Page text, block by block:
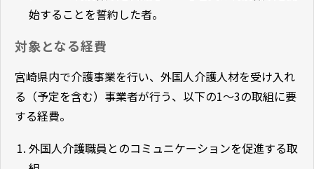
始することを誓約した者。
対象となる経費
宮崎県内で介護事業を行い、外国人介護人材を受け入れ
る（予定を含む）事業者が行う、以下の1～3の取組に要
する経費。
外国人介護職員とのコミュニケーションを促進する取